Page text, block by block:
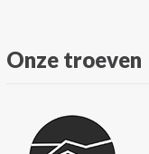
Onze troeven